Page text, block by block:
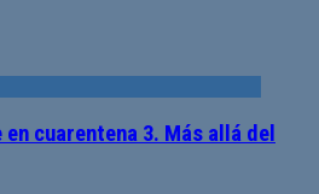
cuarentena 3. Más allá del